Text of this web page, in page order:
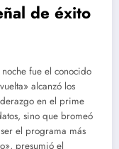
de éxito
fue el conocido
alcanzó los
en el prime
sino que bromeó
el programa más
presumió el